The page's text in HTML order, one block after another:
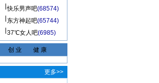
快乐男声吧(68574)
东方神起吧(65744)
37℃女人吧(6985)
创 业 健 康
更多>>